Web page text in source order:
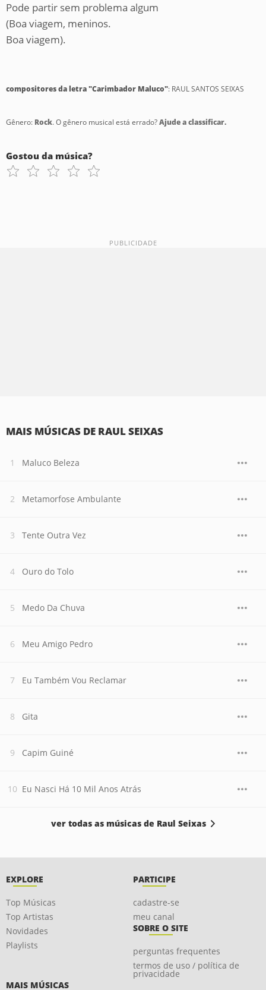
Pode partir sem problema algum
(Boa viagem, meninos.
Boa viagem).
compositores da letra "Carimbador Maluco": RAUL SANTOS SEIXAS
Gênero: Rock. O gênero musical está errado?Ajude a classificar.
Gostou da música?
MAIS MÚSICAS DE RAUL SEIXAS
Maluco Beleza
Metamorfose Ambulante
Tente Outra Vez
Ouro do Tolo
Medo Da Chuva
Meu Amigo Pedro
Eu Também Vou Reclamar
Gita
Capim Guiné
Eu Nasci Há 10 Mil Anos Atrás
ver todas as músicas de Raul Seixas
EXPLORE
Top Músicas
Top Artistas
Novidades
Playlists
PARTICIPE
cadastre-se
meu canal
SOBRE O SITE
perguntas frequentes
termos de uso / política de
privacidade
MAIS MÚSICAS